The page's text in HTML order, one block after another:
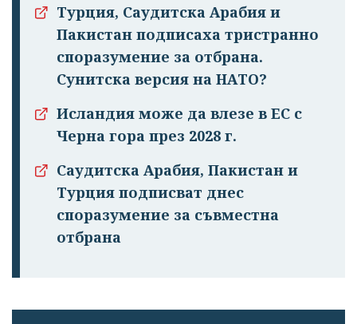
Турция, Саудитска Арабия и
Пакистан подписаха тристранно
споразумение за отбрана.
Сунитска версия на НАТО?
Исландия може да влезе в ЕС с
Черна гора през 2028 г.
Саудитска Арабия, Пакистан и
Турция подписват днес
споразумение за съвместна
отбрана